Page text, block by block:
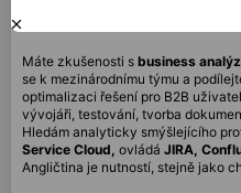
Máte zkušenosti s business
se k mezinárodnímu týmu a
optimalizaci řešení pro B2B
vývojáři, testování, tvorba
Hledám analyticky smýšlejícího
Service Cloud, ovládá JIRA,
Angličtina je nutností, stejně jako